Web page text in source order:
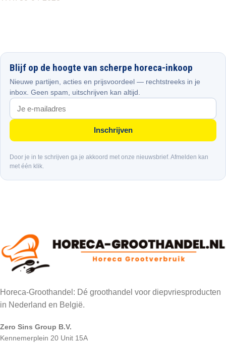
Blijf op de hoogte van scherpe horeca-inkoop
Nieuwe partijen, acties en prijsvoordeel — rechtstreeks in je
inbox. Geen spam, uitschrijven kan altijd.
Inschrijven
Door je in te schrijven ga je akkoord met onze nieuwsbrief. Afmelden kan
met één klik.
Horeca-Groothandel: Dé groothandel voor diepvriesproducten
in Nederland en België.
Zero Sins Group B.V.
Kennemerplein 20 Unit 15A